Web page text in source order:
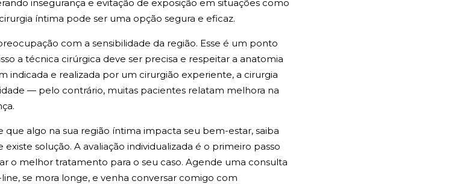
insegurança e evitação de exposição em situações como
íntima pode ser uma opção segura e eficaz.
com a sensibilidade da região. Esse é um ponto
a técnica cirúrgica deve ser precisa e respeitar a anatomia
indicada e realizada por um cirurgião experiente, a cirurgia
— pelo contrário, muitas pacientes relatam melhora na
que algo na sua região íntima impacta seu bem-estar, saiba
solução. A avaliação individualizada é o primeiro passo
o melhor tratamento para o seu caso. Agende uma consulta
se mora longe, e venha conversar comigo com